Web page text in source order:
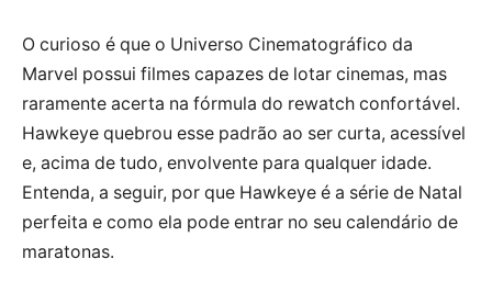
O curioso é que o Universo Cinematográfico da
Marvel possui filmes capazes de lotar cinemas, mas
raramente acerta na fórmula do rewatch confortável.
Hawkeye quebrou esse padrão ao ser curta, acessível
e, acima de tudo, envolvente para qualquer idade.
Entenda, a seguir, por que Hawkeye é a série de Natal
perfeita e como ela pode entrar no seu calendário de
maratonas.